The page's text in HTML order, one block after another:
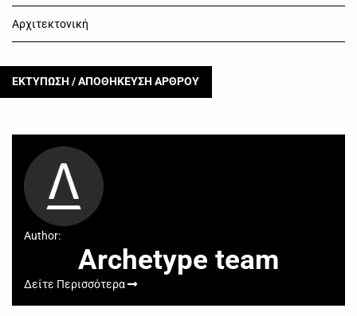
Αρχιτεκτονική
ΕΚΤΥΠΩΣΗ / ΑΠΟΘΗΚΕΥΣΗ ΑΡΘΡΟΥ
Author:
Archetype team
Δείτε Περισσότερα